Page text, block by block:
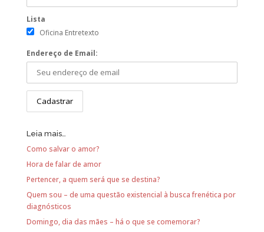
Lista
Oficina Entretexto
Endereço de Email:
Leia mais…
Como salvar o amor?
Hora de falar de amor
Pertencer, a quem será que se destina?
Quem sou – de uma questão existencial à busca frenética por
diagnósticos
Domingo, dia das mães – há o que se comemorar?